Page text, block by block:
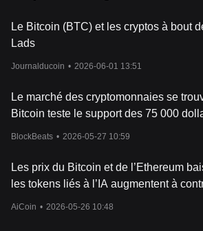
Le Bitcoin (BTC) et les cryptos à bout
Lads
Journalducoin • 2026-06-01 13:51
Le marché des cryptomonnaies se
Bitcoin teste le support des 75 000
BlockBeats • 2026-05-27 10:59
Les prix du Bitcoin et de l’Ethereum
les tokens liés à l’IA augmentent à
AiCoin • 2026-05-26 10:48